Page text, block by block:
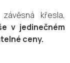
křesla,
v jedinečném
ceny.